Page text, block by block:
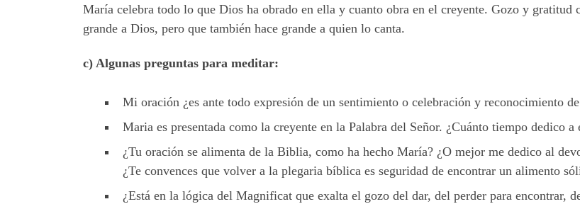
María celebra todo lo que Dios ha obrado en ella y cuanto obra en el creyente. Gozo y gratitud
grande a Dios, pero que también hace grande a quien lo canta.
c) Algunas preguntas para meditar:
Mi oración ¿es ante todo expresión de un sentimiento o celebración y reconocimiento
Maria es presentada como la creyente en la Palabra del Señor. ¿Cuánto tiempo dedico a
¿Tu oración se alimenta de la Biblia, como ha hecho María? ¿O mejor me dedico al
¿Te convences que volver a la plegaria bíblica es seguridad de encontrar un alimento
¿Está en la lógica del Magnificat que exalta el gozo del dar, del perder para encontrar,